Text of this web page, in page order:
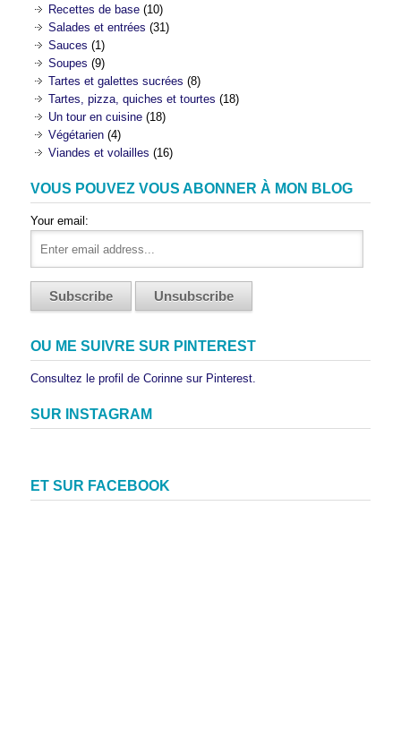
Recettes de base (10)
Salades et entrées (31)
Sauces (1)
Soupes (9)
Tartes et galettes sucrées (8)
Tartes, pizza, quiches et tourtes (18)
Un tour en cuisine (18)
Végétarien (4)
Viandes et volailles (16)
VOUS POUVEZ VOUS ABONNER À MON BLOG
Your email:
OU ME SUIVRE SUR PINTEREST
Consultez le profil de Corinne sur Pinterest.
SUR INSTAGRAM
ET SUR FACEBOOK